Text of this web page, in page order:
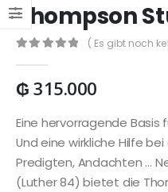
Thompson
( Es gibt noch
₲315.000
Eine hervorragende Basis
Und eine wirkliche Hilfe
Predigten, Andachten …
(Luther 84) bietet die